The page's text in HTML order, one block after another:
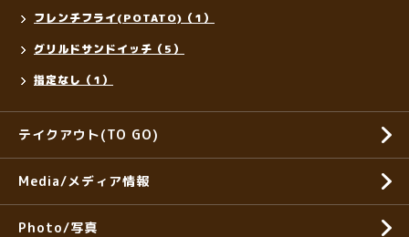
フレンチフライ(POTATO)（1）
グリルドサンドイッチ（5）
指定なし（1）
テイクアウト(TO GO)
Media/メディア情報
Photo/写真